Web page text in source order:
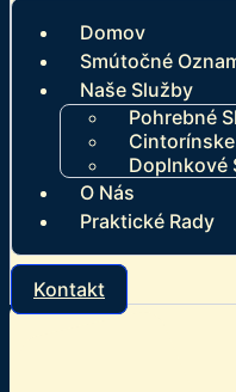
Domov
Smútočné
Naše Služby
Pohrebné
Doplnkové
O Nás
Praktické Rady
Kontakt